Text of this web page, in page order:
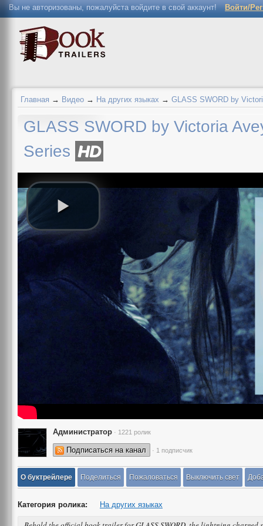
Вы не авторизованы, пожалуйста войдите в свой аккаунт! Войти/
Главная → Видео → На других языках → GLASS SWORD by
GLASS SWORD by Victoria
Series HD
Администратор · 1221 ролик
Подписаться на канал · 1 подписчик
О буктрейлере Поделиться Пожаловаться Выключить свет
Категория ролика: На других языках